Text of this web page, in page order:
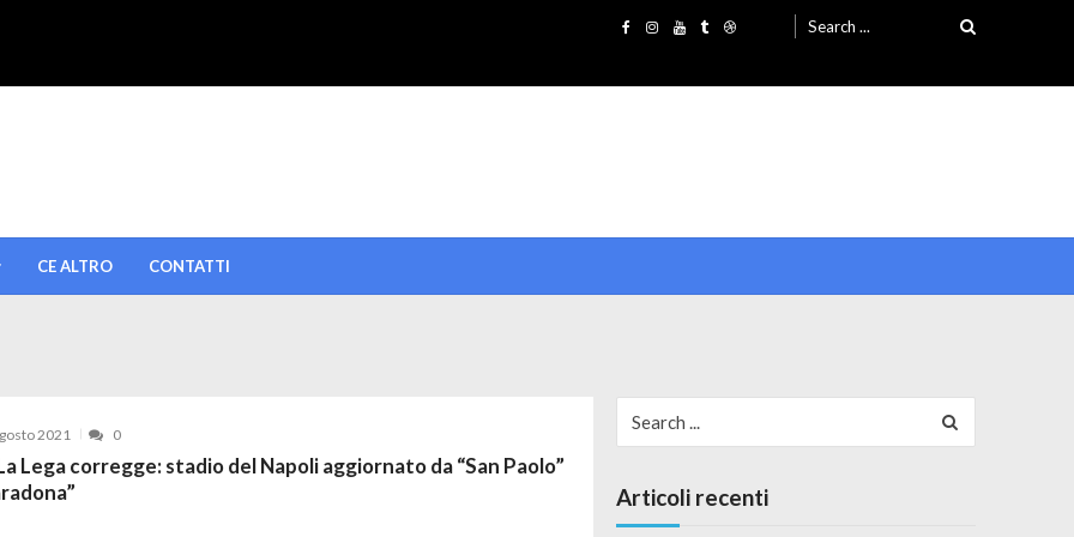
Search for:
CE ALTRO CONTATTI
2021 0
Lega corregge: stadio del Napoli aggiornato da “San Paolo”
Articoli recenti